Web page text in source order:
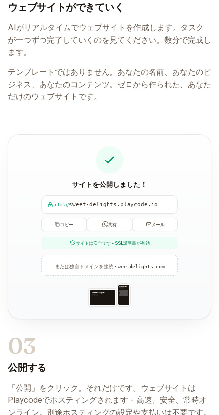
ウェブサイトができていく
AIがリアルタイムでウェブサイトを作成します。タスク
が一つずつ完了していくのを見てください。数分で完成し
ます。
テンプレートではありません。あなたの名前、あなたのビ
ジネス、あなたのコンテンツ。ゼロから作られた、あなた
だけのウェブサイトです。
03
公開する
「公開」をクリック。それだけです。ウェブサイトは
Playcodeでホスティングされます - 高速、安全、常時オ
ンライン。別途ホスティングの設定や支払いは不要です。
サイトを公開しました！
https://sweet-delights.playcode.io
コピー 共有 メール
サイトは安全です - SSL証明書が有効
または独自ドメインを接続 sweetdelights.com
Sweet Delights